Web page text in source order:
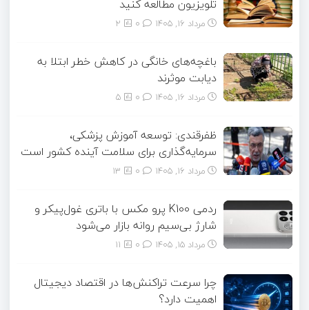
تلویزیون مطالعه کنید
مرداد ۱۶, ۱۴۰۵ 2
باغچه‌های خانگی در کاهش خطر ابتلا به
دیابت موثرند
مرداد ۱۶, ۱۴۰۵ 5
ظفرقندی: توسعه آموزش پزشکی،
سرمایه‌گذاری برای سلامت آینده کشور است
مرداد ۱۶, ۱۴۰۵ 13
ردمی K100 پرو مکس با باتری غول‌پیکر و
شارژ بی‌سیم روانه بازار می‌شود
مرداد ۱۵, ۱۴۰۵ 11
چرا سرعت تراکنش‌ها در اقتصاد دیجیتال
اهمیت دارد؟